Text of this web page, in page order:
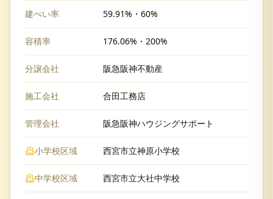
建ぺい率 59.91%・60%
容積率 176.06%・200%
分譲会社 阪急阪神不動産
施工会社 合田工務店
管理会社 阪急阪神ハウジングサポート
小学校区域 西宮市立神原小学校
中学校区域 西宮市立大社中学校